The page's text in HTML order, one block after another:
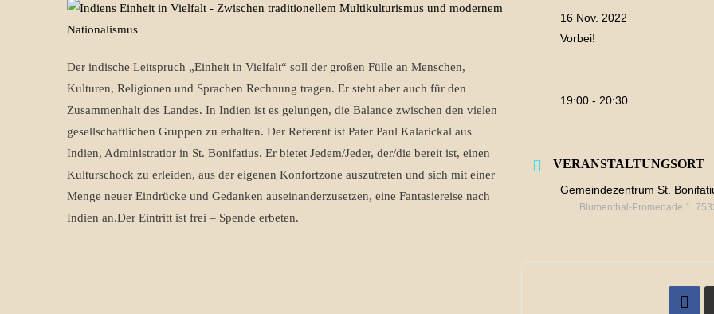
Der indische Leitspruch „Einheit in Vielfalt“ soll der großen Fülle an Menschen,
Kulturen, Religionen und Sprachen Rechnung tragen. Er steht aber auch für den
Zusammenhalt des Landes. In Indien ist es gelungen, die Balance zwischen den vielen
gesellschaftlichen Gruppen zu erhalten. Der Referent ist Pater Paul Kalarickal aus
Indien, Administratior in St. Bonifatius. Er bietet Jedem/Jeder, der/die bereit ist, einen
Kulturschock zu erleiden, aus der eigenen Konfortzone auszutreten und sich mit einer
Menge neuer Eindrücke und Gedanken auseinanderzusetzen, eine Fantasiereise nach
Indien an.Der Eintritt ist frei – Spende erbeten.
16 Nov. 2022
Vorbei!
19:00 - 20:30
VERANSTALTUNGSORT
Gemeindezentrum St.
Blumenthal-Promenade 1,